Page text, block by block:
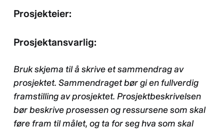
Prosjekteier:
Prosjektansvarlig:
Bruk skjema til å skrive et sammendrag av
prosjektet. Sammendraget bør gi en fullverdig
framstilling av prosjektet. Prosjektbeskrivelsen
bør beskrive prosessen og ressursene som skal
føre fram til målet, og ta for seg hva som skal